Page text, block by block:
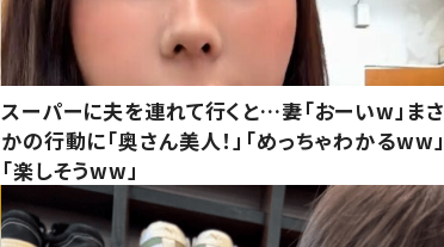
スーパーに夫を連れて行くと…妻「おーいw」まさ
かの行動に「奥さん美人！」「めっちゃわかるww」
「楽しそうww」